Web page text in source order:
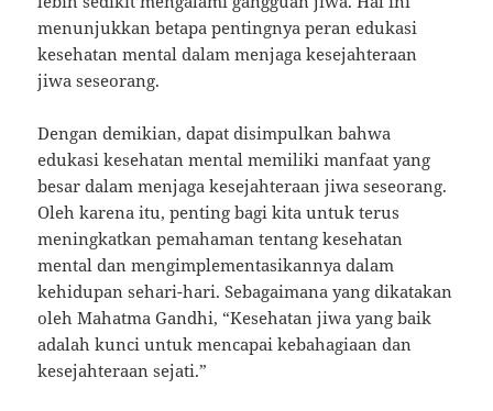
menunjukkan betapa pentingnya peran edukasi
kesehatan mental dalam menjaga kesejahteraan
jiwa seseorang.
Dengan demikian, dapat disimpulkan bahwa
edukasi kesehatan mental memiliki manfaat yang
besar dalam menjaga kesejahteraan jiwa seseorang.
Oleh karena itu, penting bagi kita untuk terus
meningkatkan pemahaman tentang kesehatan
mental dan mengimplementasikannya dalam
kehidupan sehari-hari. Sebagaimana yang dikatakan
oleh Mahatma Gandhi, “Kesehatan jiwa yang baik
adalah kunci untuk mencapai kebahagiaan dan
kesejahteraan sejati.”